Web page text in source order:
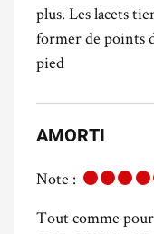
plus. Les lacets
former de points
pied
AMORTI
Note :
Tout comme